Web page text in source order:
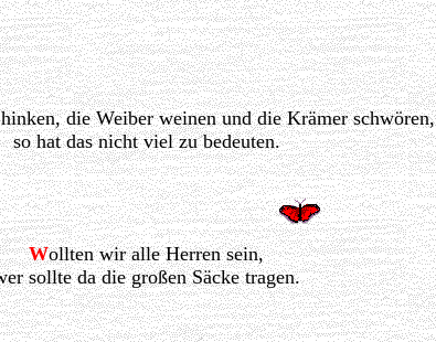
die Weiber weinen und die Krämer schwören,
so hat das nicht viel zu bedeuten.
Wollten wir alle Herren sein,
sollte da die großen Säcke tragen.